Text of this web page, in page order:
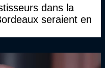
dans la
seraient en